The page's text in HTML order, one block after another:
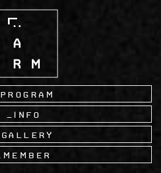
Program
Info
Gallery
Member